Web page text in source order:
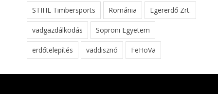
STIHL Timbersports Románia Egererdő Zrt.
vadgazdálkodás Soproni Egyetem
erdőtelepítés vaddisznó FeHoVa